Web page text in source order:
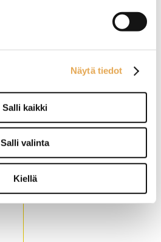
Näytä tiedot
Salli kaikki
Salli valinta
Kiellä
Valutushylly
Hyllyn leveys on 1550 mm.
Hylly on kallellaan 10°
kulmassa.
Varustettu poistoletkulla.